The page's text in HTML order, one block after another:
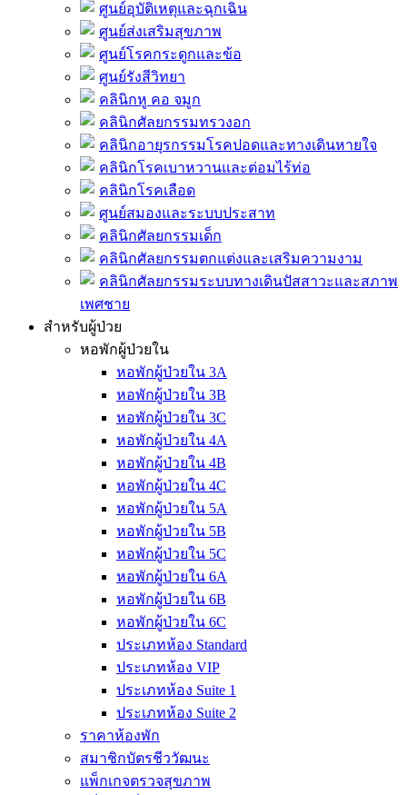
ศูนย์อุบัติเหตุและฉุกเฉิน
ศูนย์ส่งเสริมสุขภาพ
ศูนย์โรคกระดูกและข้อ
ศูนย์รังสีวิทยา
คลินิกหู คอ จมูก
คลินิกศัลยกรรมทรวงอก
คลินิกอายุรกรรมโรคปอดและทางเดินหายใจ
คลินิกโรคเบาหวานและต่อมไร้ท่อ
คลินิกโรคเลือด
ศูนย์สมองและระบบประสาท
คลินิกศัลยกรรมเด็ก
คลินิกศัลยกรรมตกแต่งและเสริมความงาม
คลินิกศัลยกรรมระบบทางเดินปัสสาวะและสภาพ
เพศชาย
สำหรับผู้ป่วย
หอพักผู้ป่วยใน
หอพักผู้ป่วยใน 3A
หอพักผู้ป่วยใน 3B
หอพักผู้ป่วยใน 3C
หอพักผู้ป่วยใน 4A
หอพักผู้ป่วยใน 4B
หอพักผู้ป่วยใน 4C
หอพักผู้ป่วยใน 5A
หอพักผู้ป่วยใน 5B
หอพักผู้ป่วยใน 5C
หอพักผู้ป่วยใน 6A
หอพักผู้ป่วยใน 6B
หอพักผู้ป่วยใน 6C
ประเภทห้อง Standard
ประเภทห้อง VIP
ประเภทห้อง Suite 1
ประเภทห้อง Suite 2
ราคาห้องพัก
สมาชิกบัตรชีววัฒนะ
แพ็กเกจตรวจสุขภาพ